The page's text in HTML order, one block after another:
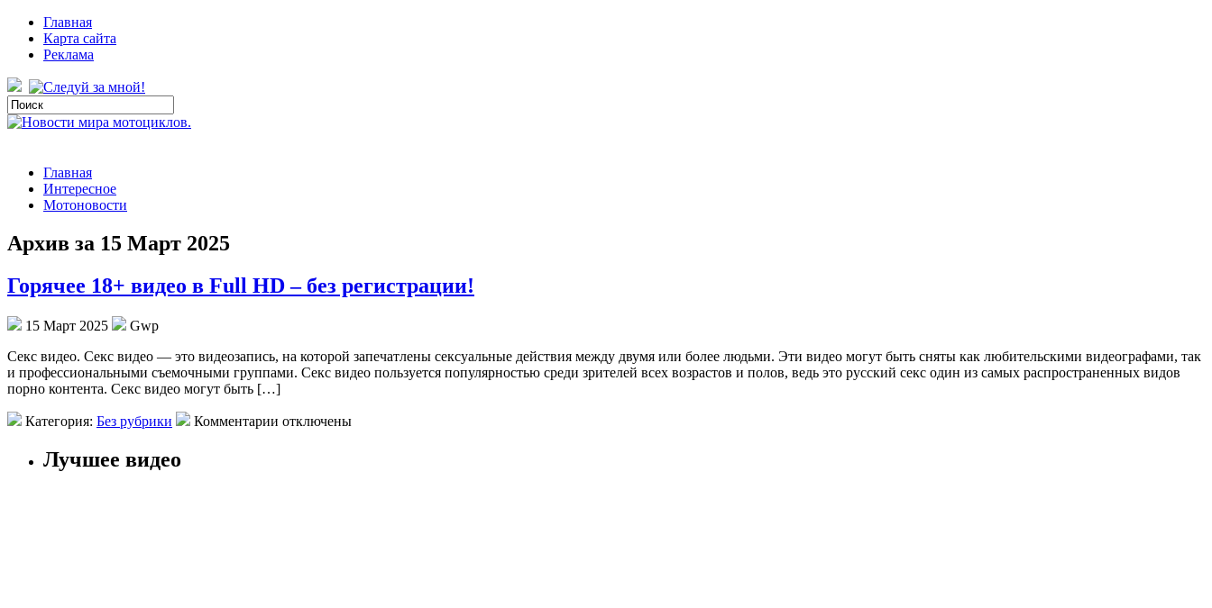
Главная
Карта сайта
Реклама
Главная
Интересное
Мотоновости
Архив за 15 Март 2025
Горячее 18+ видео в Full HD – без регистрации!
15 Март 2025
Gwp
Сeкс видeo. Сeкс видео — это видеозапись, на которой запечатлены сексуальные действия между двумя или более людьми. Эти видео могут быть сняты как любительскими видеографами, так
и профессиональными съемочными группами. Секс видео пользуется популярностью среди зрителей всех возрастов и полов, ведь это русский секс один из самых распространенных видов
порно контента. Секс видео могут быть […]
Категория: Без рубрики Комментарии отключены
Лучшее видео